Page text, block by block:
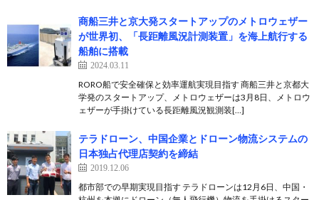
商船三井と京大発スタートアップのメトロウェザー
が世界初、「長距離風況計測装置」を海上航行する
船舶に搭載
2024.03.11
RORO船で安全確保と効率運航実現目指す 商船三井と京都大
学発のスタートアップ、メトロウェザーは3月8日、メトロウ
ェザーが手掛けている長距離風況観測装[…]
テラドローン、中国企業とドローン物流システムの
日本独占代理店契約を締結
2019.12.06
都市部での早期実現目指す テラドローンは12月6日、中国・